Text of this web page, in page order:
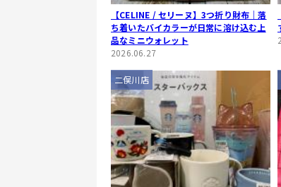
【CELINE / セリーヌ】3つ折り財布｜落
ち着いたバイカラーが日常に溶け込む上
品なミニウォレット
2026.06.27
二俣川店